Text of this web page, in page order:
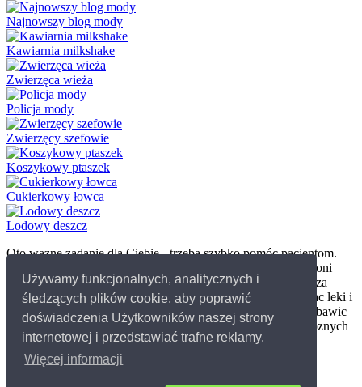
Używamy funkcjonalnych, analitycznych i
śledzących plików cookie, aby poprawić
doświadczenia Użytkowników naszej strony
internetowej i przedstawiać trafne reklamy.
Więcej informacji
Najnowszy blog mody
Kawiarnia milkshake
Zwierzęca wieża
Policja mody
Zwierzęcy szefowie
Koszykowy ptaszek
Cukierkowy łowca
Lodowy deszcz
Oto wazne zadanie dla Ciebie - trzeba szybko pomóc pacjentom.
Ludzie chodza do lekarza z róznych powodów, ale wszyscy oni
potrzebuja porady lekarskiej. Grajac w darmowe gry w lekarza
mozesz postawic diagnoze, przeprowadzic operacje, przepisac leki i
jako pielegniarka udzielac pomocy pacjentom. Mozesz wiec bawic
sie w doktora albo uczyc sie pracy lekarza. Powodzenia w róznych
grach dla dzieci.
© 2026 Grydladzieci.pl